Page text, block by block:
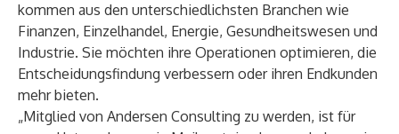
kommen aus den unterschiedlichsten Branchen wie
Finanzen, Einzelhandel, Energie, Gesundheitswesen und
Industrie. Sie möchten ihre Operationen optimieren, die
Entscheidungsfindung verbessern oder ihren Endkunden
mehr bieten.
„Mitglied von Andersen Consulting zu werden, ist für